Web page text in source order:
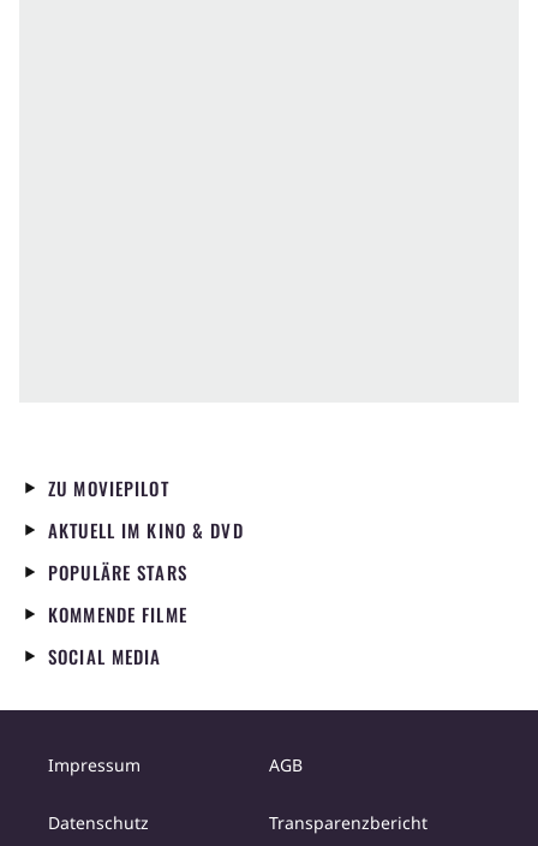
ZU MOVIEPILOT
AKTUELL IM KINO & DVD
POPULÄRE STARS
KOMMENDE FILME
SOCIAL MEDIA
Impressum AGB
Datenschutz Transparenzbericht